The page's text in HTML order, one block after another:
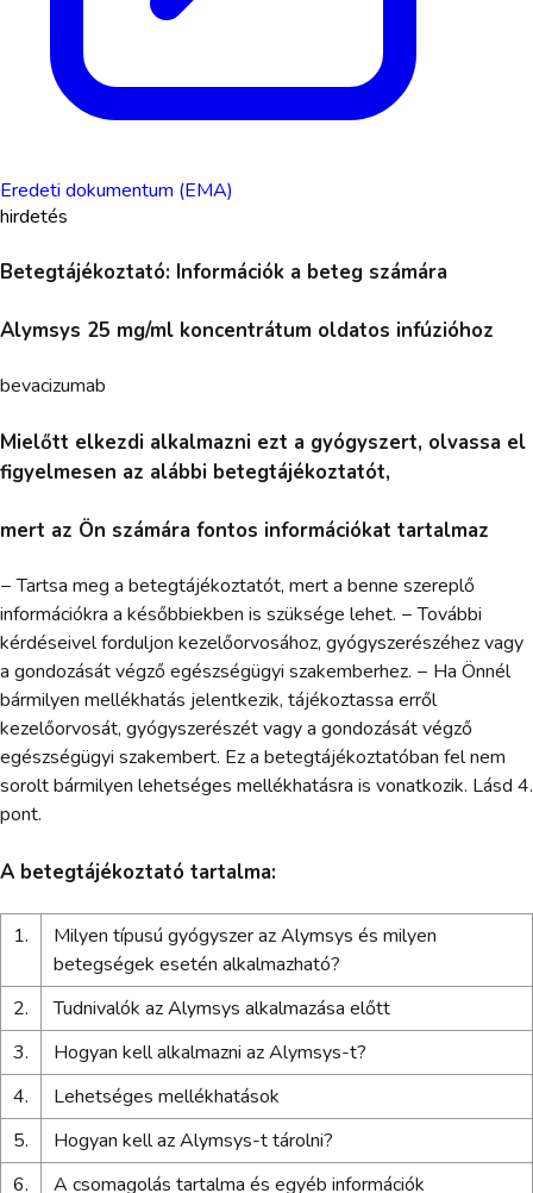
Eredeti dokumentum (EMA)
hirdetés
Betegtájékoztató: Információk a beteg számára
Alymsys 25 mg/ml koncentrátum oldatos infúzióhoz
bevacizumab
Mielőtt elkezdi alkalmazni ezt a gyógyszert, olvassa el
figyelmesen az alábbi betegtájékoztatót,
mert az Ön számára fontos információkat tartalmaz
− Tartsa meg a betegtájékoztatót, mert a benne szereplő
információkra a későbbiekben is szüksége lehet. − További
kérdéseivel forduljon kezelőorvosához, gyógyszerészéhez vagy
a gondozását végző egészségügyi szakemberhez. − Ha Önnél
bármilyen mellékhatás jelentkezik, tájékoztassa erről
kezelőorvosát, gyógyszerészét vagy a gondozását végző
egészségügyi szakembert. Ez a betegtájékoztatóban fel nem
sorolt bármilyen lehetséges mellékhatásra is vonatkozik. Lásd 4.
pont.
A betegtájékoztató tartalma:
1.
Milyen típusú gyógyszer az Alymsys és milyen
betegségek esetén alkalmazható?
2.
Tudnivalók az Alymsys alkalmazása előtt
3.
Hogyan kell alkalmazni az Alymsys-t?
4.
Lehetséges mellékhatások
5.
Hogyan kell az Alymsys-t tárolni?
6.
A csomagolás tartalma és egyéb információk